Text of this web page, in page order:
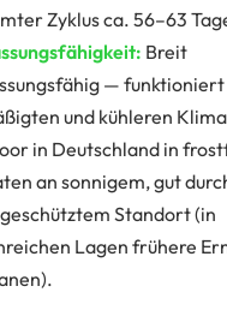
Zyklus ca. 56–63
Breit
—
und kühleren
in Deutschland in
an sonnigem, gut
Standort (in
Lagen frühere